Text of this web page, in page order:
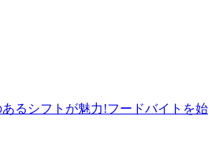
るシフトが魅力!フードバイトを始